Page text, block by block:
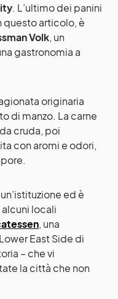
. L’ultimo dei panini
questo articolo, è
Volk, un
gastronomia a
originaria
di manzo. La carne
cruda, poi
con aromi e odori,
ed è
locali
, una
East Side di
– che vi
la città che non